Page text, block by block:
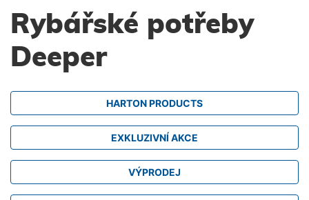
Rybářské potřeby
Deeper
HARTON PRODUCTS
EXKLUZIVNÍ AKCE
VÝPRODEJ